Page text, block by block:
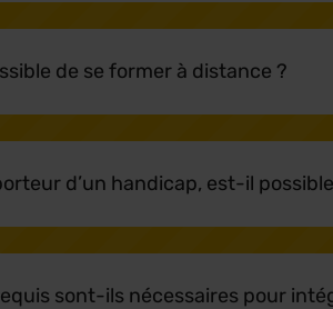
de se former à distance ?
d’un handicap, est-il
sont-ils nécessaires pour